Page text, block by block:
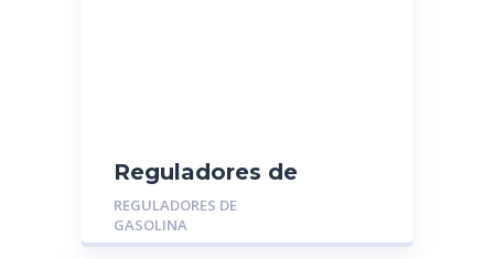
Reguladores de
Gasolina MGR-014013:
CHEVROLET CORSA
1.4 – 1.6
REGULADORES DE
GASOLINA